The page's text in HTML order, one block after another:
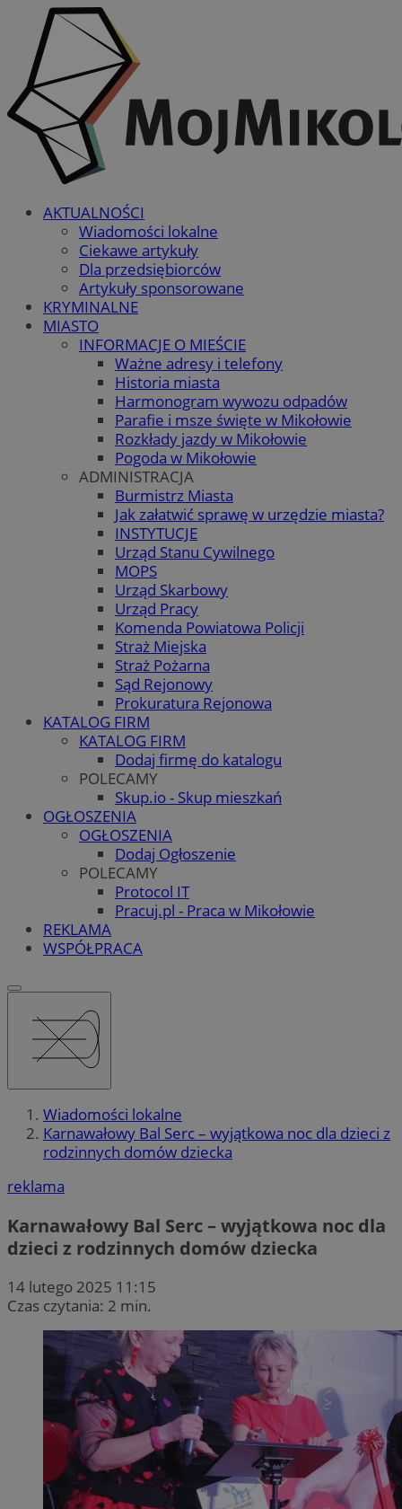
AKTUALNOŚCI
Wiadomości lokalne
Ciekawe artykuły
Dla przedsiębiorców
Artykuły sponsorowane
KRYMINALNE
MIASTO
INFORMACJE O MIEŚCIE
Ważne adresy i telefony
Historia miasta
Harmonogram wywozu odpadów
Parafie i msze święte w Mikołowie
Rozkłady jazdy w Mikołowie
Pogoda w Mikołowie
ADMINISTRACJA
Burmistrz Miasta
Jak załatwić sprawę w urzędzie miasta?
INSTYTUCJE
Urząd Stanu Cywilnego
MOPS
Urząd Skarbowy
Urząd Pracy
Komenda Powiatowa Policji
Straż Miejska
Straż Pożarna
Sąd Rejonowy
Prokuratura Rejonowa
KATALOG FIRM
KATALOG FIRM
Dodaj firmę do katalogu
POLECAMY
Skup.io - Skup mieszkań
OGŁOSZENIA
OGŁOSZENIA
Dodaj Ogłoszenie
POLECAMY
Protocol IT
Pracuj.pl - Praca w Mikołowie
REKLAMA
WSPÓŁPRACA
Wiadomości lokalne
Karnawałowy Bal Serc – wyjątkowa noc dla dzieci z
rodzinnych domów dziecka
reklama
Karnawałowy Bal Serc – wyjątkowa noc dla
dzieci z rodzinnych domów dziecka
14 lutego 2025 11:15
Czas czytania: 2 min.